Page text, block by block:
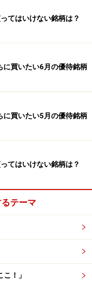
躍的な成長を遂げるア
、分割された現在の
ませんでした。同氏
新なデザインで話題と
ーターでした（1998
ジョブズ氏は、その後
iPod」を2001年に発
分 の1というレベル
が飛躍し始めたのは
年にサービス開始
リスマスショッピン
でした。この頃同社
1兆円を突破します
も2ドル台から10ドル
年に発売された初
て人々の生活にスマホ
。一個200ドル程度の
てはいけない銘柄は？
に買いたい6月の優待銘柄
に買いたい5月の優待銘柄
てはいけない銘柄は？
テーマ
！」